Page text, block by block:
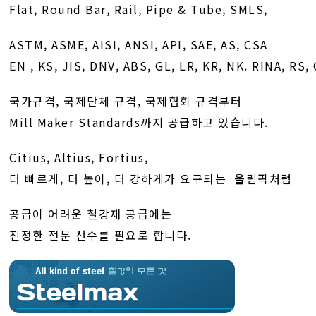
Flat, Round Bar, Rail, Pipe & Tube, SMLS,
ASTM, ASME, AISI, ANSI, API, SAE, AS, CSA
EN , KS, JIS, DNV, ABS, GL, LR, KR, NK. RINA, RS,
국가규격, 국제단체 규격, 국제협회 규격부터
Mill Maker Standards까지 공급하고 있습니다.
Citius, Altius, Fortius,
더 빠르게, 더 높이, 더 강하게가 요구되는 올림픽처럼
공급이 어려운 철강재 공급에는
진정한 전문 선수를 필요로 합니다.